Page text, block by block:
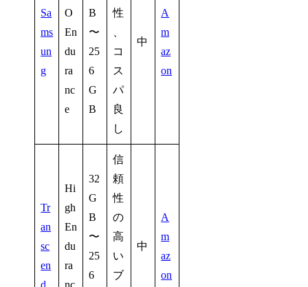
Sa
ms
un
g
O
En
du
ra
nc
e
B
〜
25
6
G
B
性
コ
ス
パ
良
し
中
A
m
az
on
Tr
an
sc
en
d
Hi
gh
En
du
ra
nc
32
G
B
〜
25
6
信
頼
性
の
高
い
ブ
中
A
m
az
on